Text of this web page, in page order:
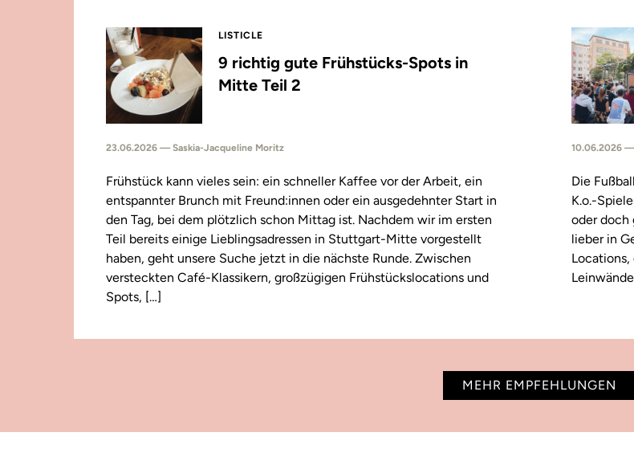
LISTICLE
9 richtig gute Frühstücks-Spots in
Mitte Teil 2
23.06.2026 — Saskia-Jacqueline Moritz
Frühstück kann vieles sein: ein schneller Kaffee vor der Arbeit, ein
entspannter Brunch mit Freund:innen oder ein ausgedehnter Start in
den Tag, bei dem plötzlich schon Mittag ist. Nachdem wir im ersten
Teil bereits einige Lieblingsadressen in Stuttgart-Mitte vorgestellt
haben, geht unsere Suche jetzt in die nächste Runde. Zwischen
versteckten Café-Klassikern, großzügigen Frühstückslocations und
Spots, […]
10.06.2026
Die
K.o.-
oder doch
lieber in
MEHR EMPFEHLUNGEN